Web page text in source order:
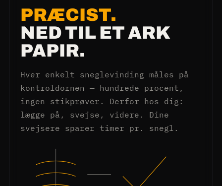
PRÆCIST.
NED TIL ET ARK
PAPIR.
Hver enkelt sneglevinding måles på
kontroldornen — hundrede procent,
ingen stikprøver. Derfor hos dig:
lægge på, svejse, videre. Dine
svejsere sparer timer pr. snegl.